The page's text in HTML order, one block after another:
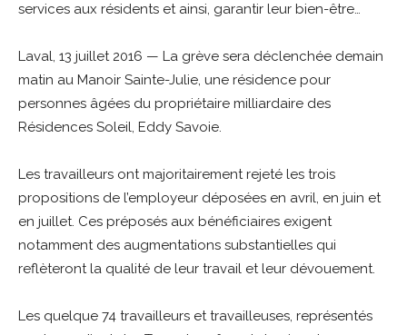
services aux résidents et ainsi, garantir leur bien-être…
Laval, 13 juillet 2016 — La grève sera déclenchée demain
matin au Manoir Sainte-Julie, une résidence pour
personnes âgées du propriétaire milliardaire des
Résidences Soleil, Eddy Savoie.
Les travailleurs ont majoritairement rejeté les trois
propositions de l’employeur déposées en avril, en juin et
en juillet. Ces préposés aux bénéficiaires exigent
notamment des augmentations substantielles qui
reflèteront la qualité de leur travail et leur dévouement.
Les quelque 74 travailleurs et travailleuses, représentés